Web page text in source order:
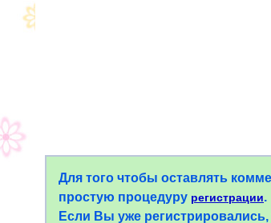
Для того чтобы оставлять
простую процедуру регистрации.
Если Вы уже регистрировались,